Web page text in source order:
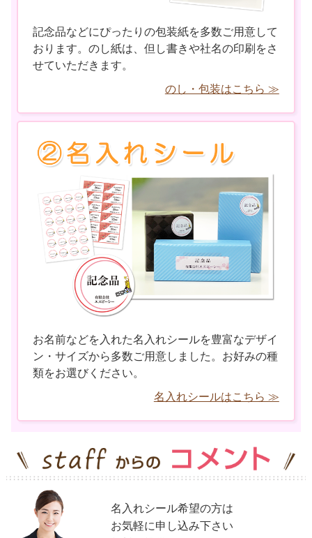
記念品などにぴったりの包装紙を多数ご用意して
おります。のし紙は、但し書きや社名の印刷をさ
せていただきます。
のし・包装はこちら ≫
お名前などを入れた名入れシールを豊富なデザイ
ン・サイズから多数ご用意しました。お好みの種
類をお選びください。
名入れシールはこちら ≫
名入れシール希望の方は
お気軽に申し込み下さい